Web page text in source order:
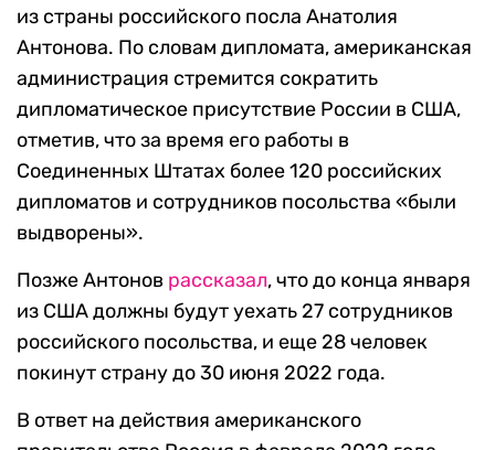
из страны российского посла Анатолия
Антонова. По словам дипломата, американская
администрация стремится сократить
дипломатическое присутствие России в США,
отметив, что за время его работы в
Соединенных Штатах более 120 российских
дипломатов и сотрудников посольства «были
выдворены».
Позже Антонов рассказал, что до конца января
из США должны будут уехать 27 сотрудников
российского посольства, и еще 28 человек
покинут страну до 30 июня 2022 года.
В ответ на действия американского